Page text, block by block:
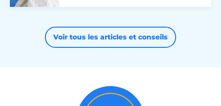
Voir tous les articles et conseils
heyme_worldpass_session
worldpass.heyme.care